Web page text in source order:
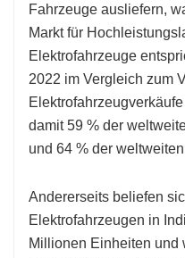
Fahrzeuge ausliefern,
Markt für
Elektrofahrzeuge
2022 im Vergleich zum
damit 59 % der
und 64 % der
Andererseits beliefen
Elektrofahrzeugen in
Millionen Einheiten und